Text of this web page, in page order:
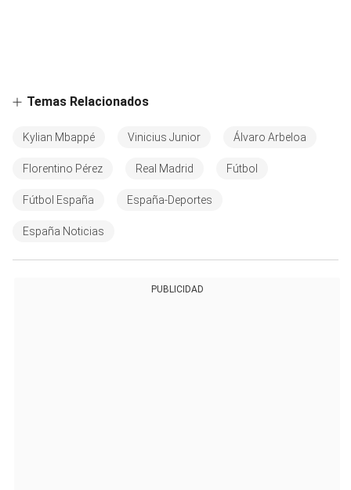
Temas Relacionados
Kylian Mbappé Vinicius Junior Álvaro Arbeloa
Florentino Pérez Real Madrid Fútbol
Fútbol España España-Deportes
España Noticias
PUBLICIDAD